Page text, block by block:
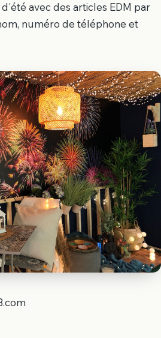
avec des articles EDM par
numéro de téléphone et